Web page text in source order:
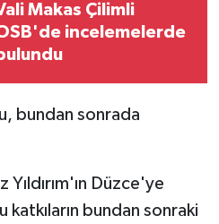
Makas Çilimli
incelemelerde
bundan sonrada
Yıldırım'ın Düzce'ye
katkıların bundan sonraki